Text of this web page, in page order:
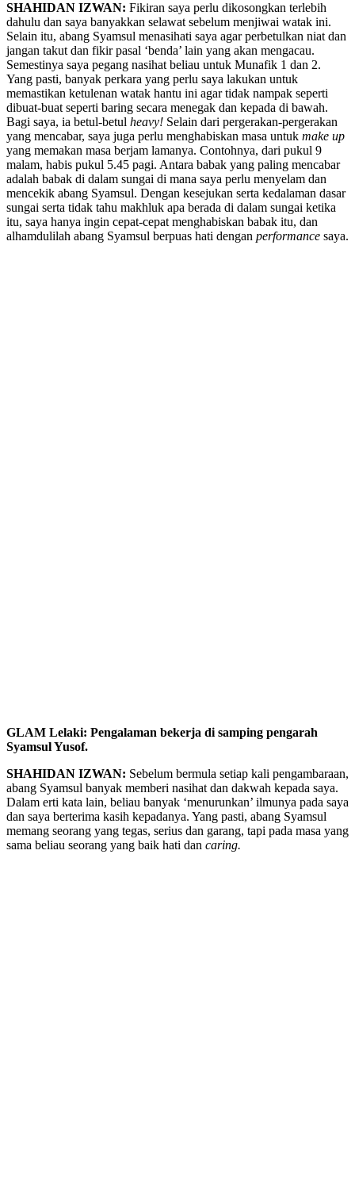
SHAHIDAN IZWAN: Fikiran saya perlu dikosongkan terlebih
dahulu dan saya banyakkan selawat sebelum menjiwai watak ini.
Selain itu, abang Syamsul menasihati saya agar perbetulkan niat dan
jangan takut dan fikir pasal ‘benda’ lain yang akan mengacau.
Semestinya saya pegang nasihat beliau untuk Munafik 1 dan 2.
Yang pasti, banyak perkara yang perlu saya lakukan untuk
memastikan ketulenan watak hantu ini agar tidak nampak seperti
dibuat-buat seperti baring secara menegak dan kepada di bawah.
Bagi saya, ia betul-betul heavy! Selain dari pergerakan-pergerakan
yang mencabar, saya juga perlu menghabiskan masa untuk make up
yang memakan masa berjam lamanya. Contohnya, dari pukul 9
malam, habis pukul 5.45 pagi. Antara babak yang paling mencabar
adalah babak di dalam sungai di mana saya perlu menyelam dan
mencekik abang Syamsul. Dengan kesejukan serta kedalaman dasar
sungai serta tidak tahu makhluk apa berada di dalam sungai ketika
itu, saya hanya ingin cepat-cepat menghabiskan babak itu, dan
alhamdulilah abang Syamsul berpuas hati dengan performance saya.
GLAM Lelaki: Pengalaman bekerja di samping pengarah
Syamsul Yusof.
SHAHIDAN IZWAN: Sebelum bermula setiap kali pengambaraan,
abang Syamsul banyak memberi nasihat dan dakwah kepada saya.
Dalam erti kata lain, beliau banyak ‘menurunkan’ ilmunya pada saya
dan saya berterima kasih kepadanya. Yang pasti, abang Syamsul
memang seorang yang tegas, serius dan garang, tapi pada masa yang
sama beliau seorang yang baik hati dan caring.